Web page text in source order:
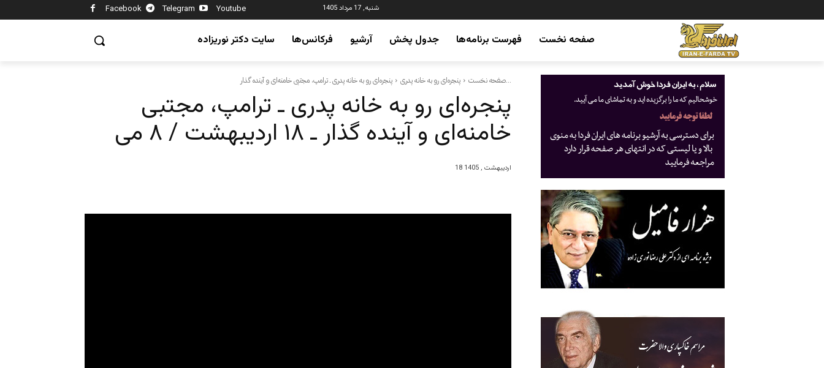
Facebook Telegram Youtube شنبه, 17 مرداد 1405
صفحه نخست فهرست برنامه‌ها جدول پخش آرشیو فرکانس‌ها سایت دکتر نوریزاده
صفحه نخست پنجره‌ای رو به خانه پدری پنجره‌ای رو به خانه پدری ـ ترامپ، مجتبی خامنه‌ای و آینده گذار...
پنجره‌ای رو به خانه پدری ـ ترامپ، مجتبی
خامنه‌ای و آینده گذار ـ ۱۸ اردیبهشت / ۸ می
18 اردیبهشت , 1405